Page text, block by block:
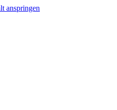
anspringen